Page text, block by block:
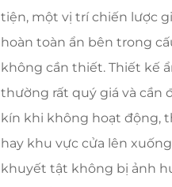
tiện, một vị trí chiến lược
hoàn toàn ẩn bên trong
không cần thiết. Thiết kế
thường rất quý giá và cần
kín khi không hoạt động,
hay khu vực cửa lên
khuyết tật không bị ảnh